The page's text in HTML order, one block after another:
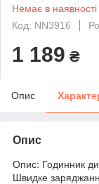
Немає в наявності
Код: NN3916
1 189 ₴
Опис
Опис
Опис: Годинник
Швидке